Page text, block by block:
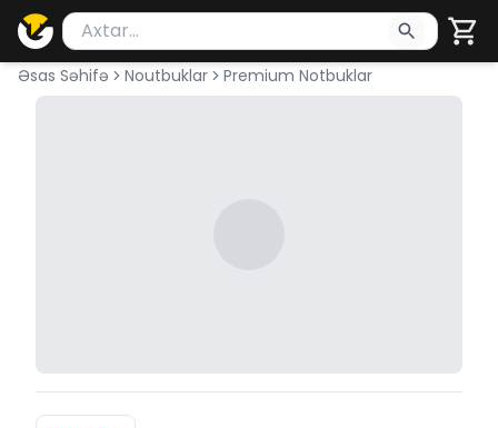
Məhsul axtar
Axtarış üçün ən azı 2 simvol yazın. Göndərmək
Əsas Səhifə Noutbuklar Premium Notbuklar